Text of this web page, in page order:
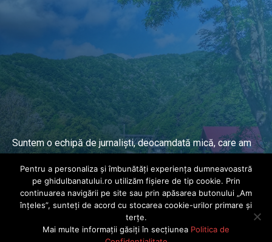
Suntem o echipă de jurnaliști, deocamdată mică, care am
ani.
© Ghidul Banatului 2025. Toate drepturile rezervate · Dezvoltat de
Pentru a personaliza și îmbunătăți experiența dumneavoastră
pe ghidulbanatului.ro utilizăm fișiere de tip cookie. Prin
continuarea navigării pe site sau prin apăsarea butonului „Am
înțeles”, sunteți de acord cu stocarea cookie-urilor primare și
terțe.
Mai multe informații găsiți în secțiunea Politica de